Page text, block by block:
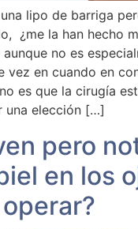
lipo de barriga
¿me la han hecho
no es
vez en cuando en
es que la cirugía
una elección […]
pero
en los